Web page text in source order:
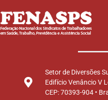
Setor de Diversões
Edifício Venâncio V
CEP: 70393-904 •